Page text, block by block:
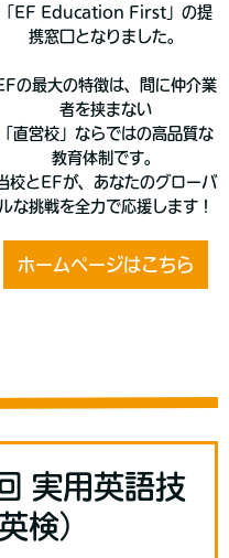
「EF Education First」の提
携窓口となりました。
の最大の特徴は、間に仲介業
者を挟まない
「直営校」ならではの高品質な
教育体制です。
校とEFが、あなたのグローバ
ルな挑戦を全力で応援します！
ホームページはこちら
実用英語技
検）